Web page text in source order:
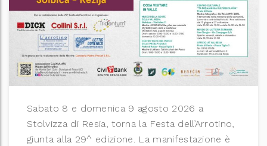
Sabato 8 e domenica 9 agosto 2026 a
Stolvizza di Resia, torna la Festa dell’Arrotino,
giunta alla 29^ edizione. La manifestazione è